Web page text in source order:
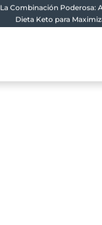
La Combinación Poderosa:
Dieta Keto para